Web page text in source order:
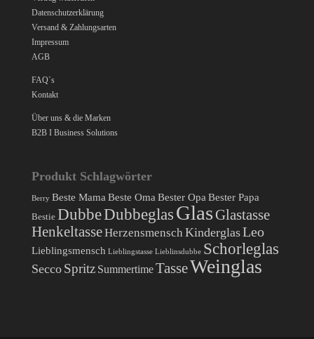
Datenschutzerklärung
Versand & Zahlungsarten
Impressum
AGB
FAQ`s
Kontakt
Über uns & die Marken
B2B I Business Solutions
Produkt Schlagwörter
Berry Beste Mama Beste Oma Bester Opa Bester Papa
Bestie DubbeDubbeglas GlasGlastasse
HenkeltasseHerzensmensch KinderglasLeo
Lieblingsmensch Lieblingstasse Lieblinsdubbe Schorleglas
Secco Spritz SummertimeTasseWeinglas